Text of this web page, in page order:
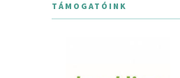
TÁMOGATÓINK